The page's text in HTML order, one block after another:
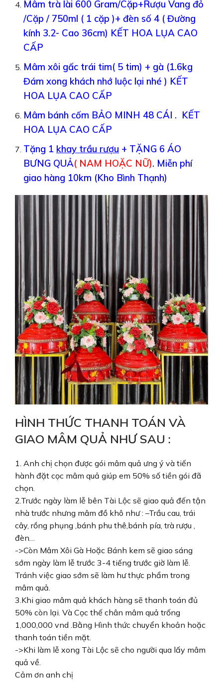
Mâm trà lài 600 Gram/Cặp+Rượu Vang đỏ
/Cặp / 750ml ( 1 cặp )+ đèn số 4 ( Đường
kính 3.2- Cao 36cm) KẾT HOA LỤA CAO
CẤP
Mâm xôi gấc trái tim( 5 tim) + gà (1.6kg
Đám xong khách nhớ luộc lại nhé ) KẾT
HOA LỤA CAO CẤP
Mâm bánh cốm BẢO MINH 48 CÁI . KẾT
HOA LỤA CAO CẤP
Tặng 1 khay trầu rượu + TẶNG 6 ÁO
BƯNG QUẢ( NAM HOẶC NỮ). Miễn phí
giao hàng 10km (Kho Bình Thạnh)
HÌNH THỨC THANH TOÁN VÀ
GIAO MÂM QUẢ NHƯ SAU :
1. Anh chị chọn được gói mâm quả ưng ý và tiến
hành đặt cọc mâm quả giúp em 50% số tiền gói đã
chọn.
2.Trước ngày làm lễ bên Tài Lộc sẽ giao quả đến tận
nhà trước nhưng mâm đồ khô như : –Trầu cau, trái
cây, rồng phụng ,bánh phu thê,bánh pía, trà rượu ,
đèn…
->Còn Mâm Xôi Gà Hoặc Bánh kem sẽ giao sáng
sớm ngày làm lễ trước 3-4 tiếng trước giờ làm lễ.
Tránh việc giao sớm sẽ làm hư thực phẩm trong
mâm quả.
3.Khi giao mâm quả khách hàng sẽ thanh toán đủ
50% còn lại. Và Cọc thế chân mâm quả trống
1,000,000 vnd .Bằng Hình thức chuyển khoản hoặc
thanh toán tiền mặt.
->Khi làm lễ xong Tài Lộc sẽ cho người qua lấy mâm
quả về.
Cảm ơn anh chị